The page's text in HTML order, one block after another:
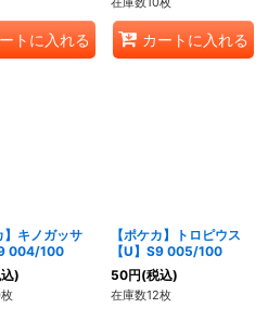
トに入れる カートに入れる
】キノガッサ
004/100
)
【ポケカ】トロピウス
【U】S9 005/100
50円(税込)
在庫数12枚